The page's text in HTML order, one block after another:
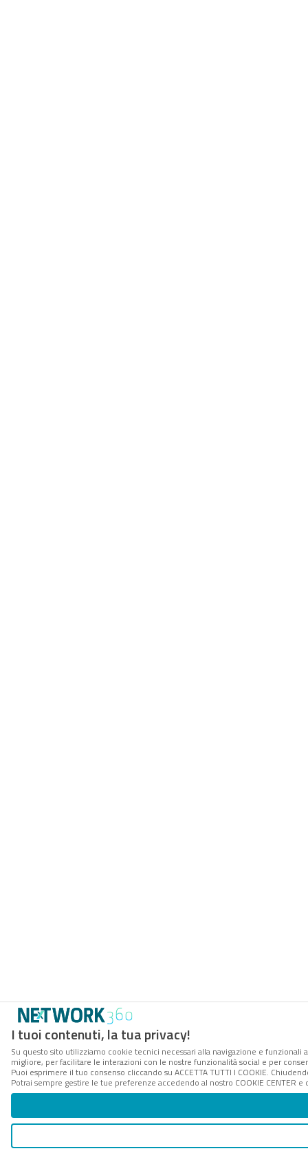
I tuoi contenuti, la tua privacy!
Su questo sito utilizziamo cookie tecnici necessari alla navigazione e
migliore, per facilitare le interazioni con le nostre funzionalità social e per
Puoi esprimere il tuo consenso cliccando su ACCETTA TUTTI I COOKIE.
Potrai sempre gestire le tue preferenze accedendo al nostro COOKIE